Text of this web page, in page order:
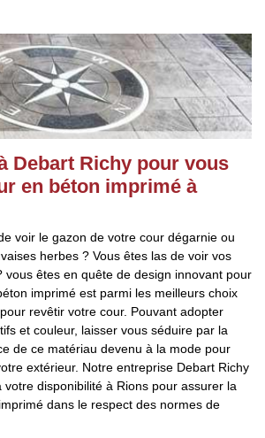
Debart Richy pour vous
en béton imprimé à
voir le gazon de votre cour dégarnie ou
herbes ? Vous êtes las de voir vos
vous êtes en quête de design innovant pour
imprimé est parmi les meilleurs choix
revêtir votre cour. Pouvant adopter
et couleur, laisser vous séduire par la
de ce matériau devenu à la mode pour
extérieur. Notre entreprise Debart Richy
disponibilité à Rions pour assurer la
dans le respect des normes de